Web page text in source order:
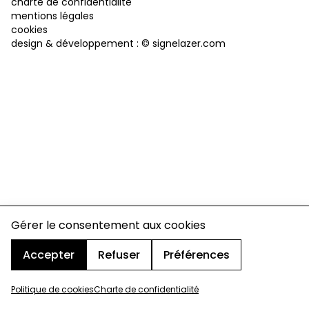
Gérer le consentement aux cookies
Accepter
Refuser Préférences
Politique de cookiesCharte de confidentialité
mentions légales
cookies
design & développement : © signelazer.com